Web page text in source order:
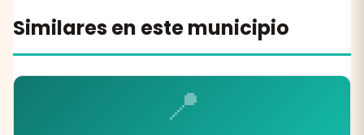
Similares en este municipio
📍